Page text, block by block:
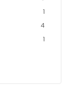
1
4
1